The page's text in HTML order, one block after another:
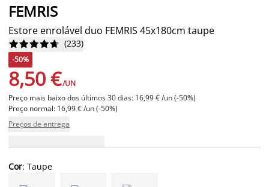
FEMRIS
Estore enrolável duo FEMRIS 45x180cm taupe





 (233)
-50%
8,50 €/UN
Preço mais baixo dos últimos 30 dias: 16,99 € /un (-50%)
Preço normal: 16,99 € /un (-50%)
Preços de entrega
Cor: Taupe